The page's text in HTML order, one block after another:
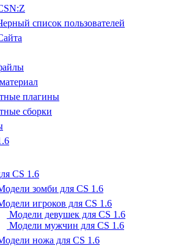
список пользователей
плагины
сборки
CS 1.6
зомби для CS 1.6
игроков для CS 1.6
Модели девушек для CS 1.6
Модели мужчин для CS 1.6
ножа для CS 1.6